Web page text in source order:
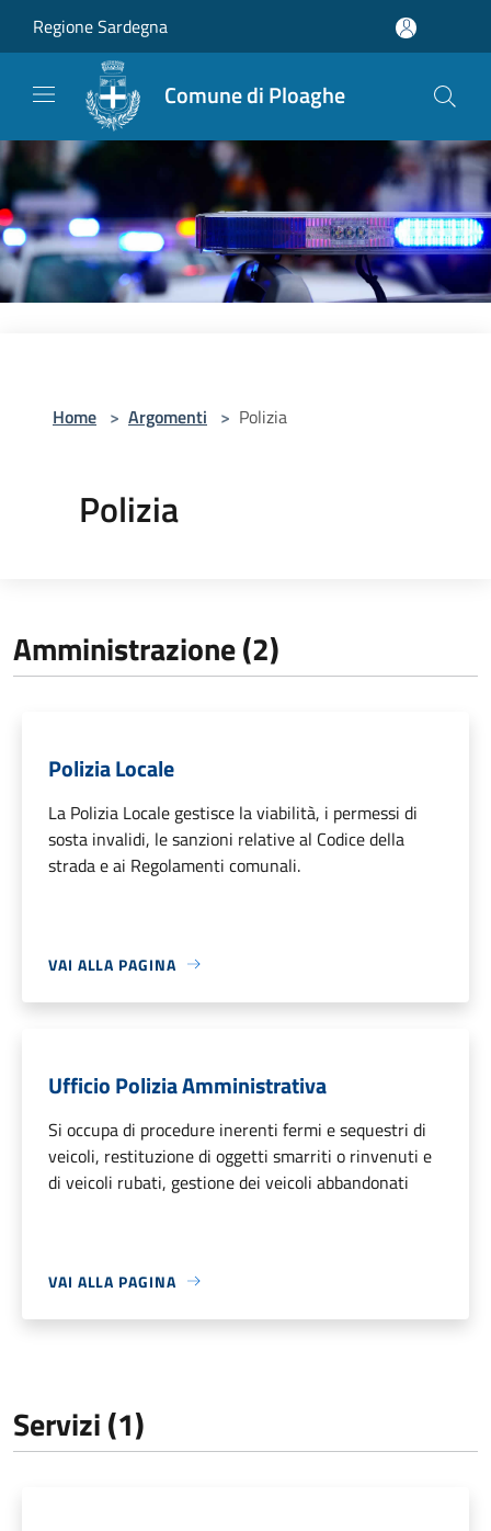
Regione Sardegna
Comune di Ploaghe
Home > Argomenti > Polizia
Polizia
Amministrazione (2)
Polizia Locale
La Polizia Locale gestisce la viabilità, i permessi di
sosta invalidi, le sanzioni relative al Codice della
strada e ai Regolamenti comunali.
VAI ALLA PAGINA
Ufficio Polizia Amministrativa
Si occupa di procedure inerenti fermi e sequestri di
veicoli, restituzione di oggetti smarriti o rinvenuti e
di veicoli rubati, gestione dei veicoli abbandonati
VAI ALLA PAGINA
Servizi (1)